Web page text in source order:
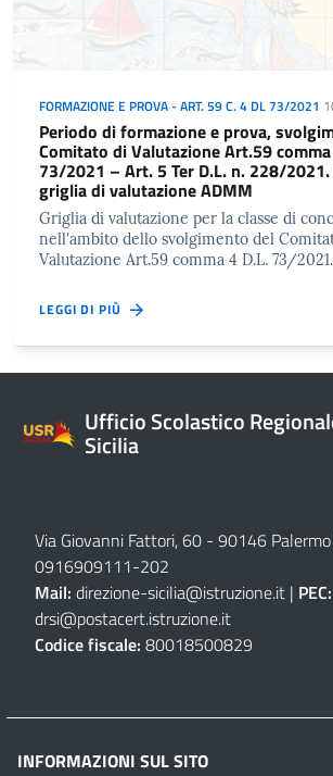
FORMAZIONE E PROVA - ART. 59 C. 4 DL 73/2021
Periodo di formazione e prova,
Comitato di Valutazione Art.59
73/2021 – Art. 5 Ter D.L. n. 228/
griglia di valutazione ADMM
Griglia di valutazione per la classe di
nell'ambito dello svolgimento del
Valutazione Art.59 comma 4 D.L. 73/
LEGGI DI PIÙ
Ufficio Scolastico
Sicilia
Via Giovanni Fattori, 60 - 90146 Palermo
0916909111-202
Mail: direzione-sicilia@istruzione.it | PEC:
drsi@postacert.istruzione.it
Codice fiscale: 80018500829
INFORMAZIONI SUL SITO